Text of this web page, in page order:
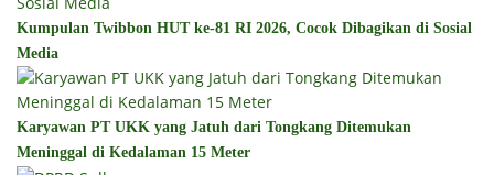
Kumpulan Twibbon HUT ke-81 RI 2026, Cocok Dibagikan di Sosial
Media
Karyawan PT UKK yang Jatuh dari Tongkang Ditemukan
Meninggal di Kedalaman 15 Meter